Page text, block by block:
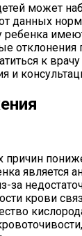
может
данных
ребенка
отклонения
к
и
причин
является
за
крови